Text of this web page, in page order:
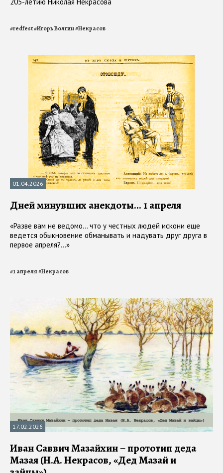
#redfest#Игорь Волгин#Некрасов
01.04.2026
Дней минувших анекдоты... 1 апреля
«Разве вам не ведомо... что у честных людей искони еще
ведется обыкновение обманывать и надувать друг друга в
первое апреля?...»
#1 апреля#Некрасов
17.02.2026
Иван Саввич Мазайхин – прототип деда
Мазая (Н.А. Некрасов, «Дед Мазай и